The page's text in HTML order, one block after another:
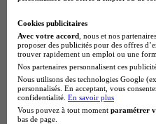
Cookies publicitaires
Avec votre accord , nous et nos
proposer des publicités pour des offres
trouver rapidement un emploi ou une
Nos partenaires personnalisent ces
Nous utilisons des technologies Google
personnalisés. En acceptant, vous
confidentialité. En savoir plus
Vous pouvez à tout moment paramétrer
bas de page.